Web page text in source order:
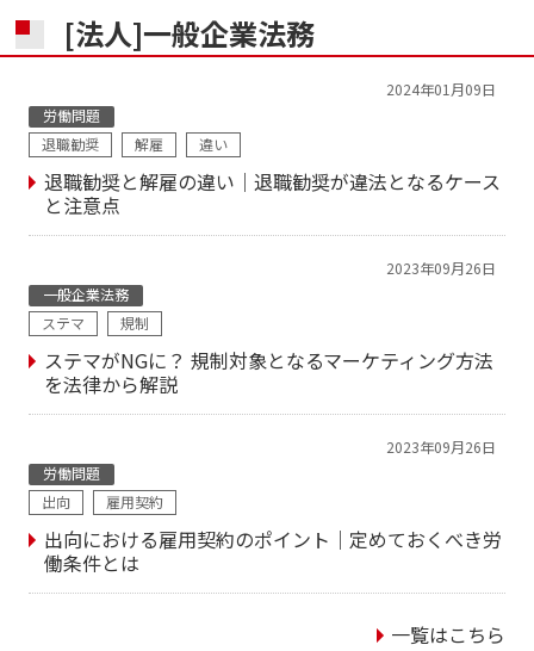
[法人]一般企業法務
2024年01月09日
労働問題
退職勧奨
解雇 違い
退職勧奨と解雇の違い｜退職勧奨が違法となるケース
と注意点
2023年09月26日
一般企業法務
ステマ
規制
ステマがNGに？ 規制対象となるマーケティング方法
を法律から解説
2023年09月26日
労働問題
出向
雇用契約
出向における雇用契約のポイント｜定めておくべき労
働条件とは
一覧はこちら